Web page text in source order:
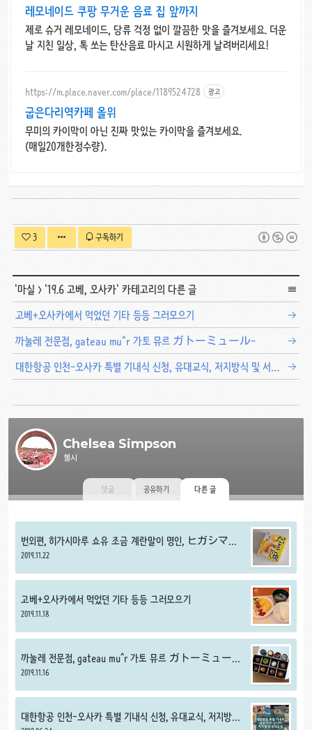
레모네이드 쿠팡 무거운 음료 집 앞까지
제로 슈거 레모네이드, 당류 걱정 없이 깔끔한 맛을 즐겨보세요. 더운
날 지친 일상, 톡 쏘는 탄산음료 마시고 시원하게 날려버리세요!
https://m.place.naver.com/place/1189524728 광고
굽은다리역카페 올위
무미의 카이막이 아닌 진짜 맛있는 카이막을 즐겨보세요.
(매일20개한정수량).
3 구독하기
'마실 > '19.6 고베, 오사카' 카테고리의 다른 글
고베+오사카에서 먹었던 기타 등등 그러모으기
까눌레 전문점, gateau mu^r 가토 뮤르 ガトーミュール-
대한항공 인천-오사카 특별 기내식 신청, 유대교식, 저지방식 및 서양 채식 후기
Chelsea Simpson
첼시
댓글 공유하기 다른 글
번외편, 히가시마루 쇼유 조금 계란말이 명인, ヒガシマル
醤油 ちょっとたまご焼名人
2019.11.22
고베+오사카에서 먹었던 기타 등등 그러모으기
2019.11.18
까눌레 전문점, gateau mu^r 가토 뮤르 ガトーミュー
ル-
2019.11.16
대한항공 인천-오사카 특별 기내식 신청, 유대교식, 저지방식